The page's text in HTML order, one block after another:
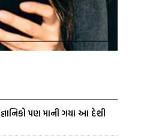
પણ માની ગયા આ દેશી